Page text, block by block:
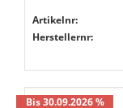
Artikelnr:
Herstellernr:
Bis 30.09.2026 %